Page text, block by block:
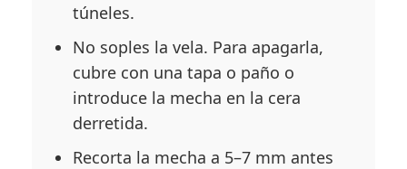
túneles.
No soples la vela. Para apagarla,
cubre con una tapa o paño o
introduce la mecha en la cera
derretida.
Recorta la mecha a 5–7 mm antes